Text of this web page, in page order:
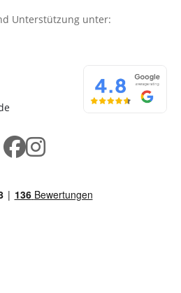
Unterstützung unter: